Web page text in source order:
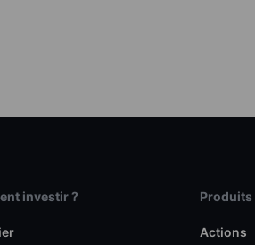
investir ? Produits
Actions